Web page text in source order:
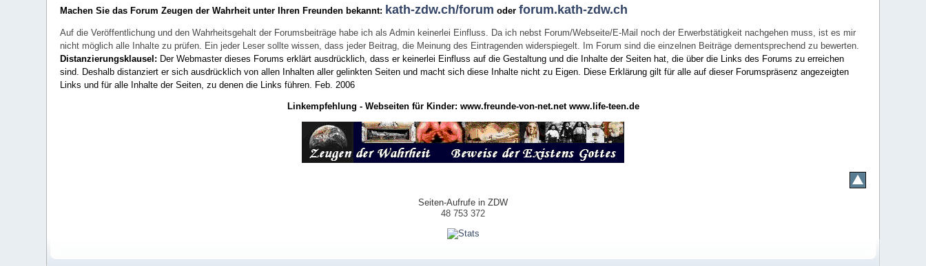
Machen Sie das Forum Zeugen der Wahrheit unter Ihren Freunden bekannt: kath-zdw.ch/forum oderforum.kath-zdw.ch
Auf die Veröffentlichung und den Wahrheitsgehalt der Forumsbeiträge habe ich als Admin keinerlei Einfluss. Da ich nebst Forum/Webseite/E-Mail noch der Erwerbstätigkeit nachgehen muss, ist es mir
nicht möglich alle Inhalte zu prüfen. Ein jeder Leser sollte wissen, dass jeder Beitrag, die Meinung des Eintragenden widerspiegelt. Im Forum sind die einzelnen Beiträge dementsprechend zu bewerten.
Distanzierungsklausel: Der Webmaster dieses Forums erklärt ausdrücklich, dass er keinerlei Einfluss auf die Gestaltung und die Inhalte der Seiten hat, die über die Links des Forums zu erreichen
sind. Deshalb distanziert er sich ausdrücklich von allen Inhalten aller gelinkten Seiten und macht sich diese Inhalte nicht zu Eigen. Diese Erklärung gilt für alle auf dieser Forumspräsenz angezeigten
Links und für alle Inhalte der Seiten, zu denen die Links führen. Feb. 2006
Linkempfehlung - Webseiten für Kinder: www.freunde-von-net.net www.life-teen.de
Seiten-Aufrufe in ZDW
48 753 372